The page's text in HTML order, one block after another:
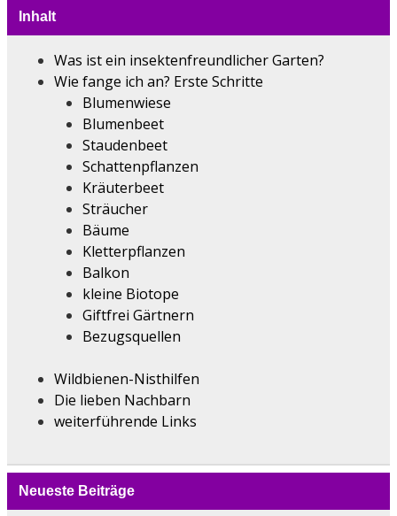
Inhalt
Was ist ein insektenfreundlicher Garten?
Wie fange ich an? Erste Schritte
Blumenwiese
Blumenbeet
Staudenbeet
Schattenpflanzen
Kräuterbeet
Sträucher
Bäume
Kletterpflanzen
Balkon
kleine Biotope
Giftfrei Gärtnern
Bezugsquellen
Wildbienen-Nisthilfen
Die lieben Nachbarn
weiterführende Links
Neueste Beiträge